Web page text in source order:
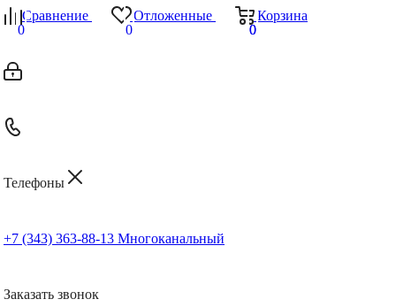
Сравнение
0
Отложенные
0
Корзина
0
0
Телефоны
+7 (343) 363-88-13 Многоканальный
Заказать звонок